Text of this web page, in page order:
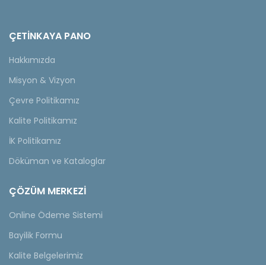
ÇETINKAYA PANO
Hakkımızda
Misyon & Vizyon
Çevre Politikamız
Kalite Politikamız
İK Politikamız
Döküman ve Kataloglar
ÇÖZÜM MERKEZİ
Online Ödeme Sistemi
Bayilik Formu
Kalite Belgelerimiz